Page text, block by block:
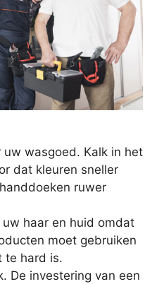
wasgoed. Kalk in het
dat kleuren sneller
ruwer
haar en huid omdat
moet gebruiken
te hard is.
De investering van een